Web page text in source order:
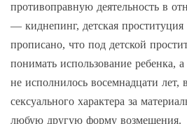
противоправную деятельность в
— киднепинг, детская
прописано, что под детской
понимать использование ребенка,
не исполнилось восемнадцати лет,
сексуального характера за
любую другую форму возмещения.